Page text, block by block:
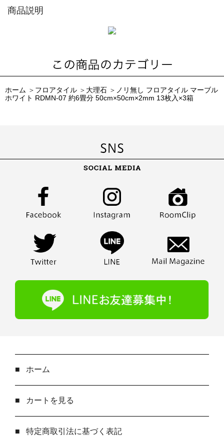
商品説明
ホーム ＞ フロアタイル ＞ 大理石 ＞ ノリ無し フロアタイル マーブル
ホワイト RDMN-07 約6畳分 50cm×50cm×2mm 13枚入×3箱
■ ホーム
■ カートを見る
■ 特定商取引法に基づく表記